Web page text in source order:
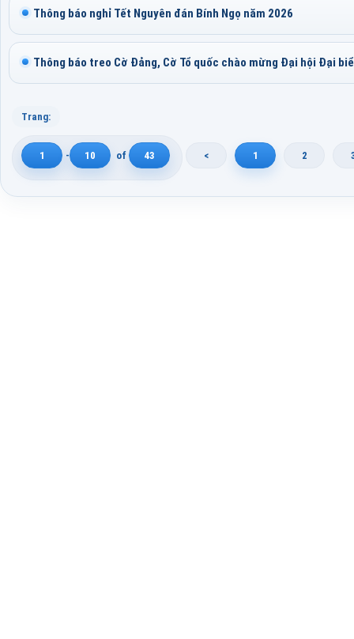
Thông báo nghỉ Tết Nguyên đán Bính Ngọ năm 2026
Thông báo treo Cờ Đảng, Cờ Tổ quốc chào mừng Đại hội Đại
Trang:
1 - 10 of 43 < 1 2